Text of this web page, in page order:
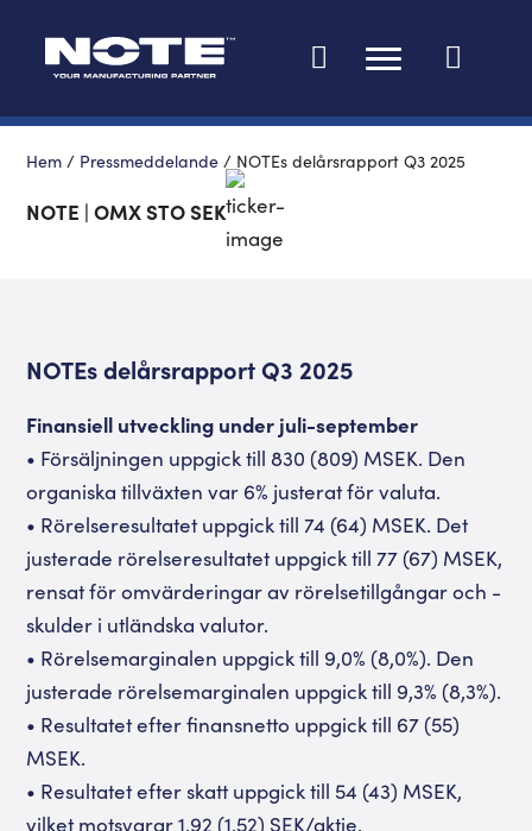
Hem / Pressmeddelande / NOTEs delårsrapport Q3 2025
NOTE | OMX STO SEK
NOTEs delårsrapport Q3 2025
Finansiell utveckling under juli-september
• Försäljningen uppgick till 830 (809) MSEK. Den
organiska tillväxten var 6% justerat för valuta.
• Rörelseresultatet uppgick till 74 (64) MSEK. Det
justerade rörelseresultatet uppgick till 77 (67) MSEK,
rensat för omvärderingar av rörelsetillgångar och -
skulder i utländska valutor.
• Rörelsemarginalen uppgick till 9,0% (8,0%). Den
justerade rörelsemarginalen uppgick till 9,3% (8,3%).
• Resultatet efter finansnetto uppgick till 67 (55)
MSEK.
• Resultatet efter skatt uppgick till 54 (43) MSEK,
vilket motsvarar 1,92 (1,52) SEK/aktie.